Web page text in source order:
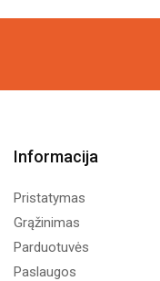
Informacija
Pristatymas
Grąžinimas
Parduotuvės
Paslaugos